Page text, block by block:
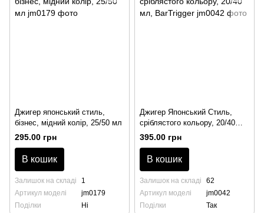
Джигер японський стиль,
бізнес, мідний колір, 25/50 мл
295.00 грн
В кошик
Залишок на складі
1
Артикул моделі
jm0179
Поділки
Ні
Джигер Японський Стиль,
сріблястого кольору, 20/40
мл, BarTrigger
395.00 грн
В кошик
Залишок на складі
62
Артикул моделі
jm0042
Поділки
Так